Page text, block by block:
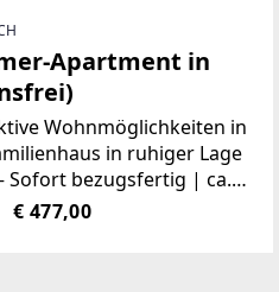
Apartment in
Wohnmöglichkeiten in
in ruhiger Lage
Sofort bezugsfertig | ca.
neu: Diese 43 m² große
saniert. NeueKüche,
€ 477,00